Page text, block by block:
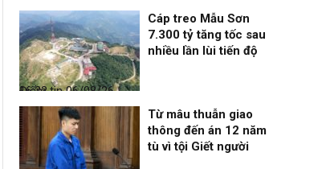
Điểm tin
06/08/26, 16:23
Cáp treo Mẫu Sơn
7.300 tỷ tăng tốc sau
nhiều lần lùi tiến độ
Từ mâu thuẫn giao
thông đến án 12 năm
tù vì tội Giết người